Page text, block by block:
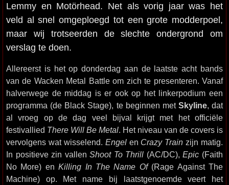
Lemmy en Motörhead. Net als vorig jaar was het
veld al snel omgeploegd tot een grote modderpoel,
maar wij trotseerden de slechte ondergrond om
verslag te doen.
Allereerst is het op donderdag aan de laatste acht bands
van de Wacken Metal Battle om zich te presenteren. Vanaf
halverwege de middag is er ook op het linkerpodium een
programma (de Black Stage), te beginnen met Skyline, dat
al vroeg op de dag veel bijval krijgt met het officiële
festivallied There Will Be Metal. Het niveau van de covers is
vervolgens wat wisselend. Engelen Crazy Train zijn matig.
In positieve zin vallenShoot To Thrill (AC/DC),Epic (Faith
No More) enKilling In The Name Of(Rage Against The
Machine) op. Met name bij laatstgenoemde veert het